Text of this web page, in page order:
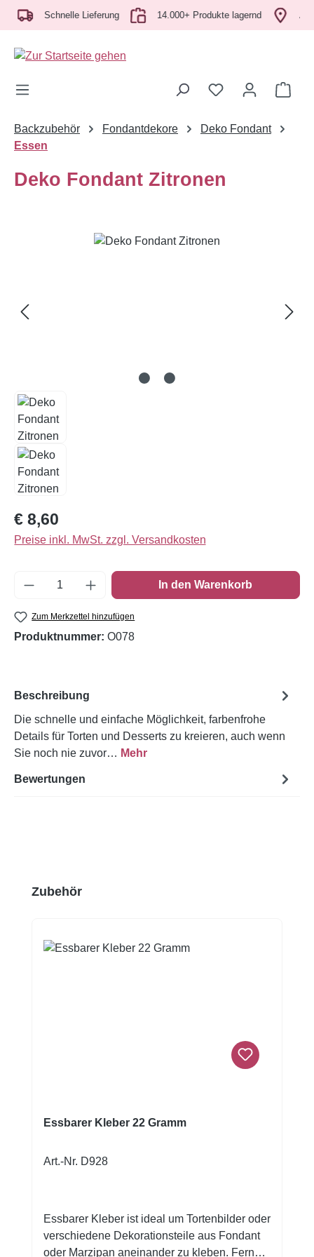
Zum Hauptinhalt springen
Schnelle Lieferung 14.000+ Produkte lagernd
Backzubehör Fondantdekore
Deko Fondant
Essen
Deko Fondant Zitronen
Bildergalerie überspringen
Regulärer Preis:
€ 8,60
Preise inkl. MwSt. zzgl. Versandkosten
Produkt Anzahl: Gib den gewünschten
In den Warenkorb
Zum Merkzettel hinzufügen
Produktnummer: O078
Beschreibung
Die schnelle und einfache Möglichkeit, farbenfrohe
Details für Torten und Desserts zu kreieren, auch wenn
Sie noch nie zuvor… Mehr
Bewertungen
Produktgalerie überspringen
Zubehör
Essbarer Kleber 22 Gramm
Art.-Nr. D928
Essbarer Kleber ist ideal um Tortenbilder oder
verschiedene Dekorationsteile aus Fondant
oder Marzipan aneinander zu kleben. Ferner